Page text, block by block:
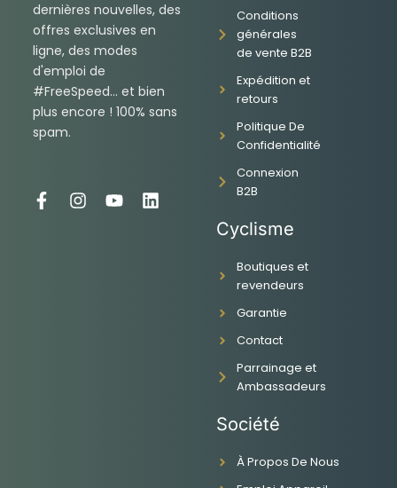
dernières nouvelles, des
offres exclusives en
ligne, des modes
d'emploi de
#FreeSpeed... et bien
plus encore ! 100% sans
spam.
F
I
Y
L
Conditions
générales
de vente B2B
Expédition et
retours
Politique De
Confidentialité
Connexion
B2B
Cyclisme
Boutiques et
revendeurs
Garantie
Contact
Parrainage et
Ambassadeurs
Société
À Propos De Nous